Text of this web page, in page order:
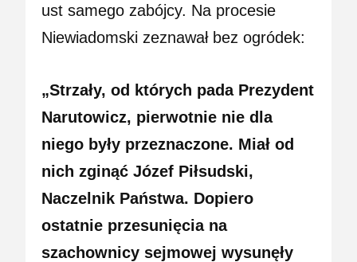
ust samego zabójcy. Na procesie
Niewiadomski zeznawał bez ogródek:
„Strzały, od których pada Prezydent
Narutowicz, pierwotnie nie dla
niego były przeznaczone. Miał od
nich zginąć Józef Piłsudski,
Naczelnik Państwa. Dopiero
ostatnie przesunięcia na
szachownicy sejmowej wysunęły